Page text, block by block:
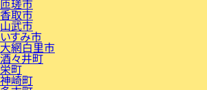
匝瑳市
香取市
山武市
いすみ市
大網白里市
酒々井町
栄町
神崎町